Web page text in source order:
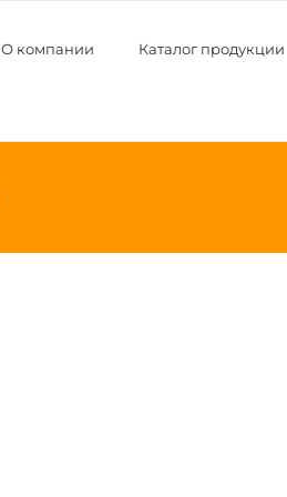
О компании Каталог продукции